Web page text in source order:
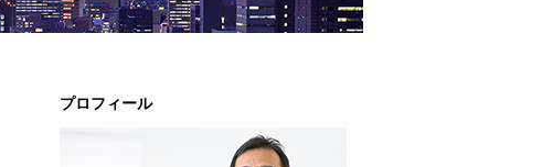
プロフィール